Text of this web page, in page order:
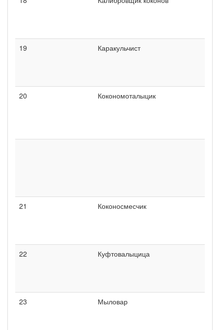
19 Каракульчист
20 Кокономоталыцик
21 Коконосмесчик
22 Куфтовалыцица
23 Мыловар